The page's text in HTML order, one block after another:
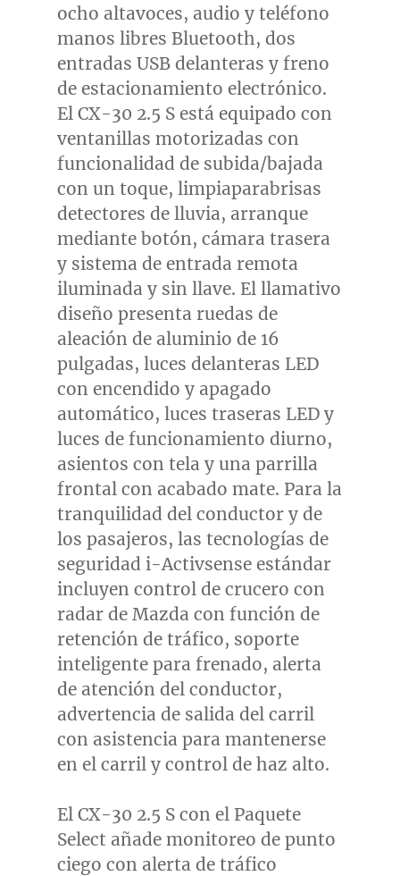
ocho altavoces, audio y teléfono
manos libres Bluetooth, dos
entradas USB delanteras y freno
de estacionamiento electrónico.
El CX-30 2.5 S está equipado con
ventanillas motorizadas con
funcionalidad de subida/bajada
con un toque, limpiaparabrisas
detectores de lluvia, arranque
mediante botón, cámara trasera
y sistema de entrada remota
iluminada y sin llave. El llamativo
diseño presenta ruedas de
aleación de aluminio de 16
pulgadas, luces delanteras LED
con encendido y apagado
automático, luces traseras LED y
luces de funcionamiento diurno,
asientos con tela y una parrilla
frontal con acabado mate. Para la
tranquilidad del conductor y de
los pasajeros, las tecnologías de
seguridad i-Activsense estándar
incluyen control de crucero con
radar de Mazda con función de
retención de tráfico, soporte
inteligente para frenado, alerta
de atención del conductor,
advertencia de salida del carril
con asistencia para mantenerse
en el carril y control de haz alto.
El CX-30 2.5 S con el Paquete
Select añade monitoreo de punto
ciego con alerta de tráfico